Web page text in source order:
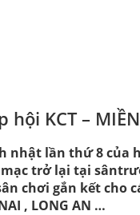
KCT –
nhật lần thứ 8 của
trở lại tại
chơi gắn kết cho
, LONG AN …